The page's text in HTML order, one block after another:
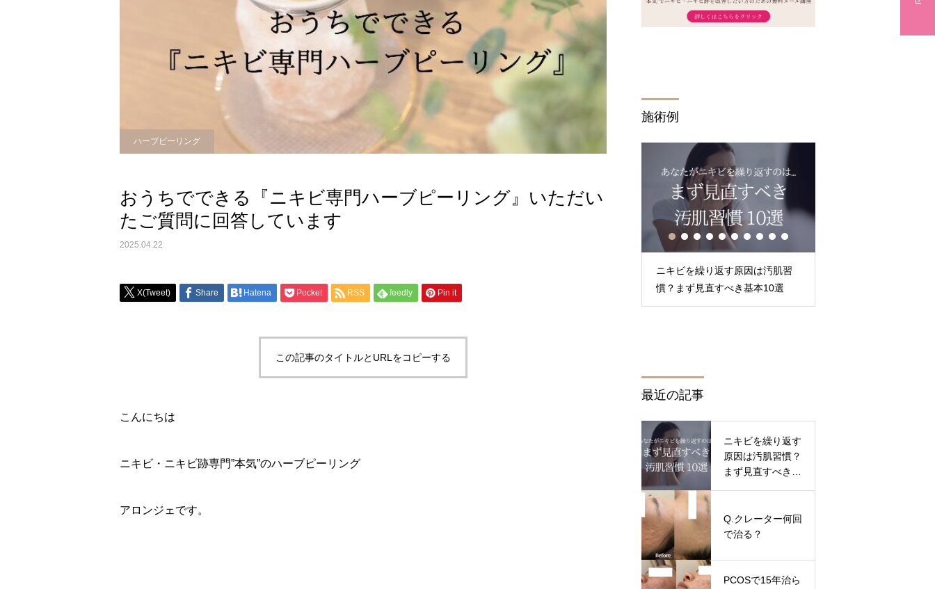
ハーブピーリング
おうちでできる『ニキビ専門ハーブピーリング』いただい
たご質問に回答しています
2025.04.22
X(Tweet) Share Hatena Pocket RSS feedly Pin it
この記事のタイトルとURLをコピーする
こんにちは
ニキビ・ニキビ跡専門”本気”のハーブピーリング
アロンジェです。
施術例
ニキビを繰り返す原因は汚肌習
慣？まず見直すべき基本10選
最近の記事
ニキビを繰り返す
原因は汚肌習慣？
まず見直すべき基
Q.クレーター何回
で治る？
PCOSで15年治ら